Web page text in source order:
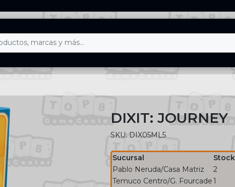
DIXIT: JOURNEY
SKU: DIX05ML5
Sucursal
Stock
Pablo Neruda/Casa Matriz
2
Temuco Centro/G. Fourcade1